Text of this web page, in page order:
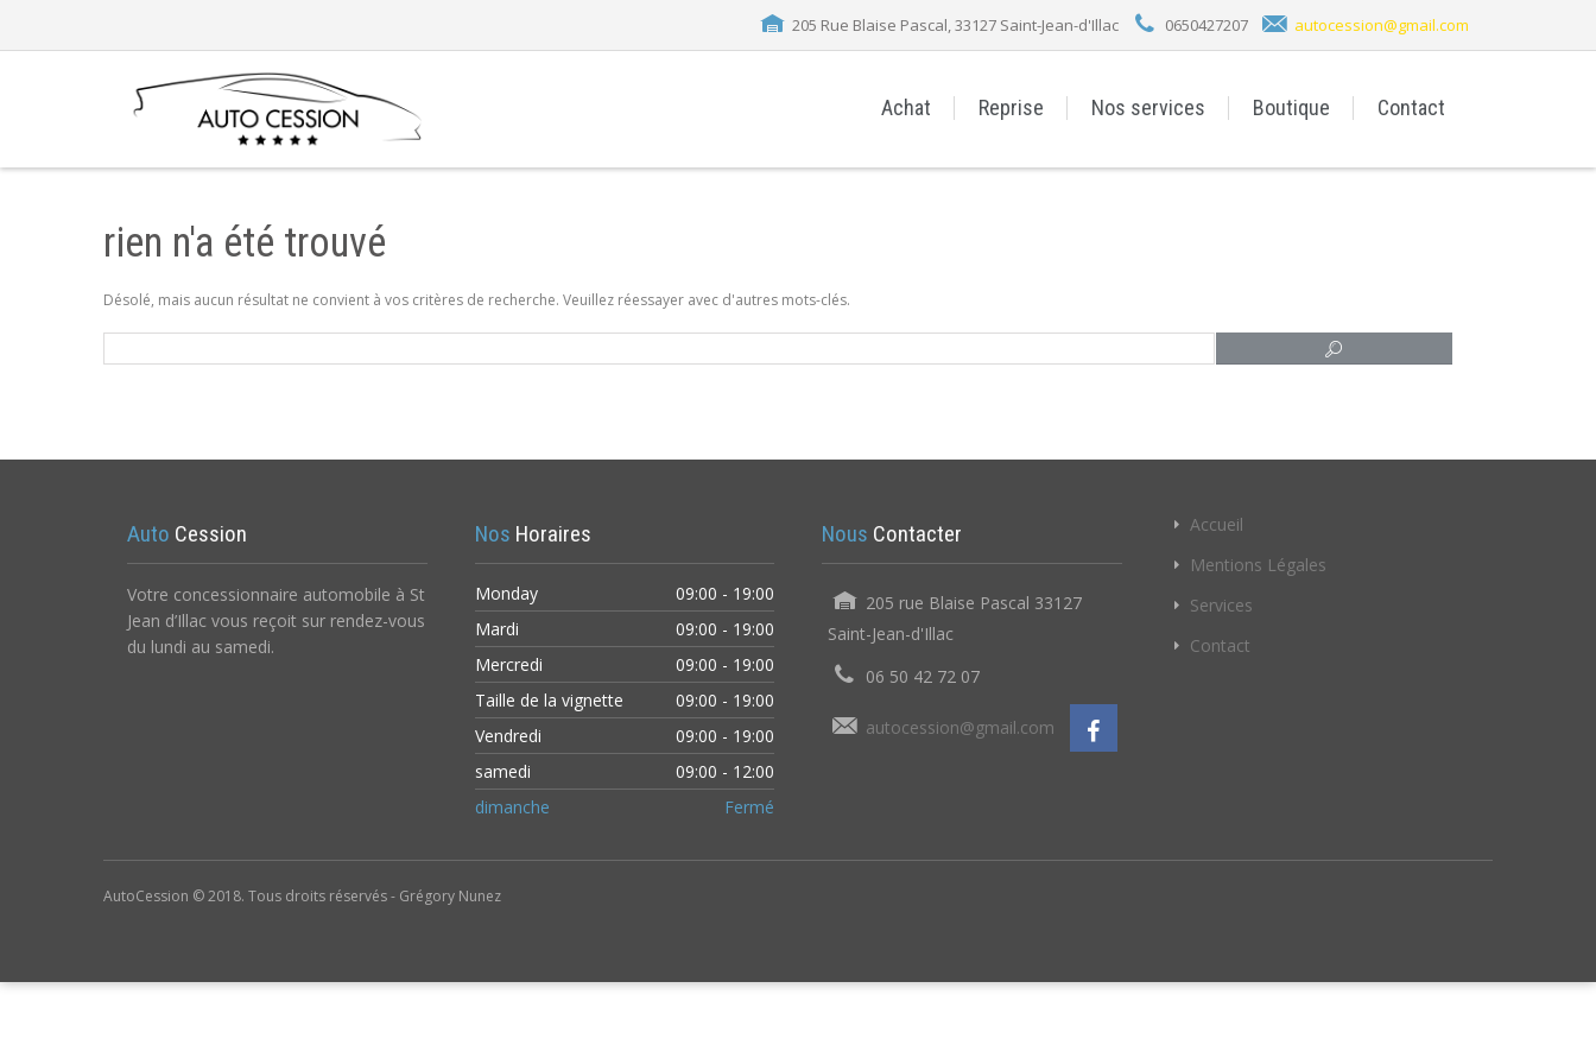
205 Rue Blaise Pascal, 33127 Saint-Jean-d'Illac 0650427207 autocession@gmail.com
Achat Reprise Nos services Boutique Contact
rien n'a été trouvé
Désolé, mais aucun résultat ne convient à vos critères de recherche. Veuillez réessayer avec d'autres mots-clés.
Auto Cession
Votre concessionnaire automobile à St
Jean d’Illac vous reçoit sur rendez-vous
du lundi au samedi.
Nos Horaires
Monday
09:00 - 19:00
Mardi
09:00 - 19:00
Mercredi
09:00 - 19:00
Taille de la vignette
09:00 - 19:00
Vendredi
09:00 - 19:00
samedi
09:00 - 12:00
dimanche
Fermé
Nous Contacter
205 rue Blaise Pascal 33127
Saint-Jean-d'Illac
06 50 42 72 07
autocession@gmail.com
Accueil
Mentions Légales
Services
Contact
AutoCession © 2018. Tous droits réservés - Grégory Nunez